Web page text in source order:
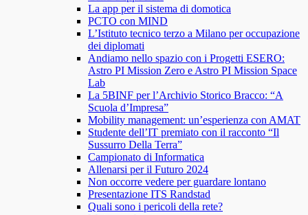
La app per il sistema di domotica
PCTO con MIND
L’Istituto tecnico terzo a Milano per occupazione
dei diplomati
Andiamo nello spazio con i Progetti ESERO:
Astro PI Mission Zero e Astro PI Mission Space
Lab
La 5BINF per l’Archivio Storico Bracco: “A
Scuola d’Impresa”
Mobility management: un’esperienza con AMAT
Studente dell’IT premiato con il racconto “Il
Sussurro Della Terra”
Campionato di Informatica
Allenarsi per il Futuro 2024
Non occorre vedere per guardare lontano
Presentazione ITS Randstad
Quali sono i pericoli della rete?